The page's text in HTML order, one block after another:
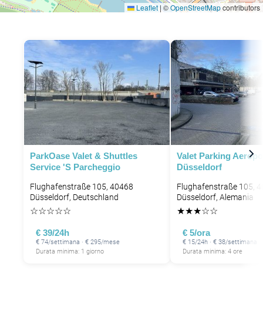
Leaflet | ©OpenStreetMapcontributors
ParkOase Valet & Shuttles
Service 's Parcheggio
Flughafenstraße 105, 40468
Düsseldorf, Deutschland
☆☆☆☆☆
€ 39/24h
€ 74/settimana · € 295/mese
Durata minima: 1 giorno
Valet Parking
Düsseldorf
Flughafenstraße 105,
Düsseldorf, Alemania
★★★☆☆
€ 5/ora
€ 15/24h · € 38/settimana
Durata minima: 4 ore